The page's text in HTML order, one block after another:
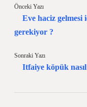
Önceki Yazı
Eve haciz gelmesi
gerekiyor ?
Sonraki Yazı
Itfaiye köpük nasıl